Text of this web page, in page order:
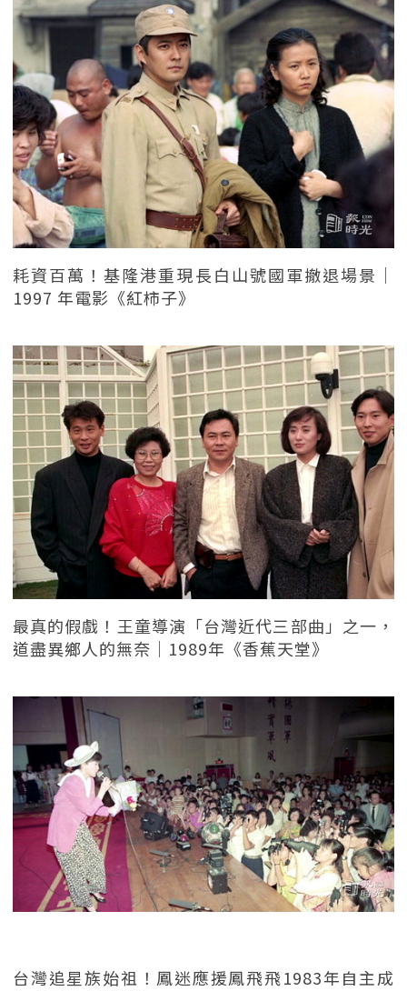
耗資百萬！基隆港重現長白山號國軍撤退場景｜
1997 年電影《紅柿子》
最真的假戲！王童導演「台灣近代三部曲」之一，
道盡異鄉人的無奈｜1989年《香蕉天堂》
台灣追星族始祖！鳳迷應援鳳飛飛1983年自主成